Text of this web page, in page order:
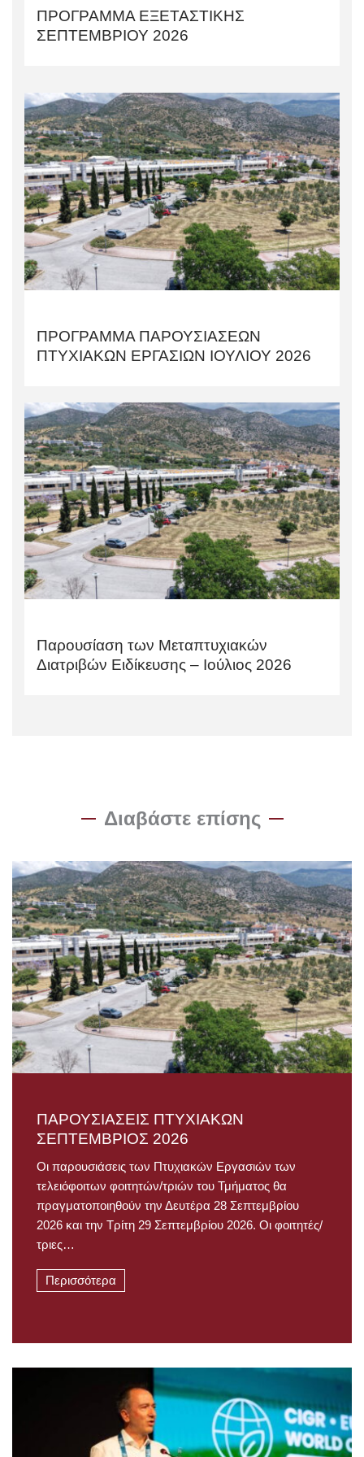
ΠΡΟΓΡΑΜΜΑ ΕΞΕΤΑΣΤΙΚΗΣ
ΣΕΠΤΕΜΒΡΙΟΥ 2026
ΠΡΟΓΡΑΜΜΑ ΠΑΡΟΥΣΙΑΣΕΩΝ
ΠΤΥΧΙΑΚΩΝ ΕΡΓΑΣΙΩΝ ΙΟΥΛΙΟΥ 2026
Παρουσίαση των Μεταπτυχιακών
Διατριβών Ειδίκευσης – Ιούλιος 2026
Διαβάστε επίσης
ΠΑΡΟΥΣΙΑΣΕΙΣ ΠΤΥΧΙΑΚΩΝ
ΣΕΠΤΕΜΒΡΙΟΣ 2026
Οι παρουσιάσεις των Πτυχιακών Εργασιών των
τελειόφοιτων φοιτητών/τριών του Τμήματος θα
πραγματοποιηθούν την Δευτέρα 28 Σεπτεμβρίου
2026 και την Τρίτη 29 Σεπτεμβρίου 2026. Οι φοιτητές/
τριες…
Περισσότερα